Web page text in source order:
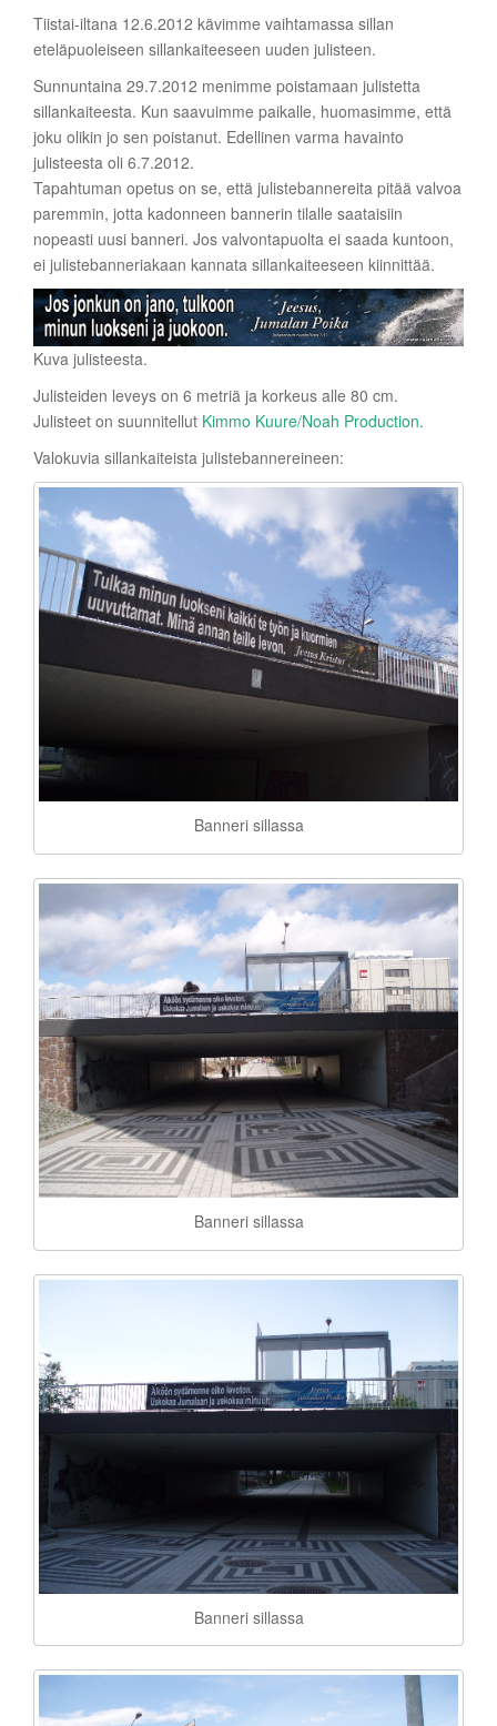
Tiistai-iltana 12.6.2012 kävimme vaihtamassa sillan
eteläpuoleiseen sillankaiteeseen uuden julisteen.
Sunnuntaina 29.7.2012 menimme poistamaan julistetta
sillankaiteesta. Kun saavuimme paikalle, huomasimme, että
joku olikin jo sen poistanut. Edellinen varma havainto
julisteesta oli 6.7.2012.
Tapahtuman opetus on se, että julistebannereita pitää valvoa
paremmin, jotta kadonneen bannerin tilalle saataisiin
nopeasti uusi banneri. Jos valvontapuolta ei saada kuntoon,
ei julistebanneriakaan kannata sillankaiteeseen kiinnittää.
Kuva julisteesta.
Julisteiden leveys on 6 metriä ja korkeus alle 80 cm.
Julisteet on suunnitellut Kimmo Kuure/Noah Production.
Valokuvia sillankaiteista julistebannereineen:
Banneri sillassa
Banneri sillassa
Banneri sillassa